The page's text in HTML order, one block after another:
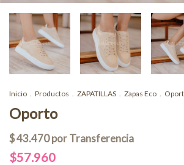
Inicio . Productos . ZAPATILLAS . Zapas Eco .
Oporto
$57.960